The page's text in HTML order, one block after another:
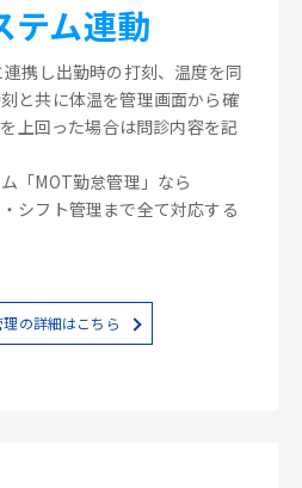
テム連動
携し出勤時の打刻、温度を同
と共に体温を管理画面から確
上回った場合は問診内容を記
「MOT勤怠管理」なら
シフト管理まで全て対応する
の詳細はこちら